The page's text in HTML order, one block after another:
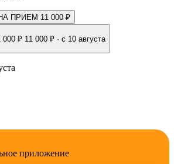
приложение
ПРИЕМ 11 000 ₽
000 ₽ 11 000 ₽ · с 10 августа